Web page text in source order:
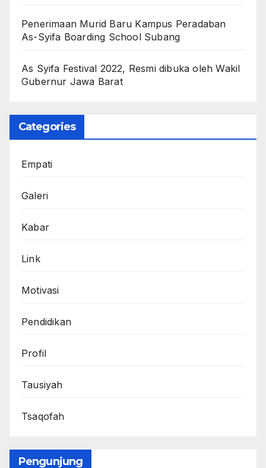
Penerimaan Murid Baru Kampus Peradaban
As-Syifa Boarding School Subang
As Syifa Festival 2022, Resmi dibuka oleh Wakil
Gubernur Jawa Barat
Categories
Empati
Galeri
Kabar
Link
Motivasi
Pendidikan
Profil
Tausiyah
Tsaqofah
Pengunjung